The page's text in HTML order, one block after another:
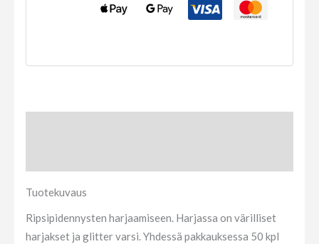
Tuotekuvaus
Ripsipidennysten harjaamiseen. Harjassa on värilliset
harjakset ja glitter varsi. Yhdessä pakkauksessa 50 kpl